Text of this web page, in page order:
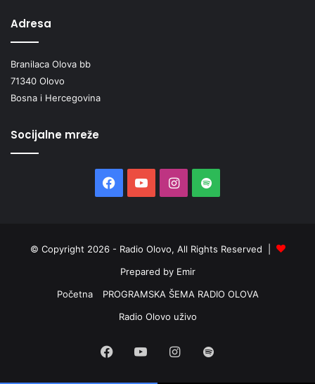
Adresa
Branilaca Olova bb
71340 Olovo
Bosna i Hercegovina
Socijalne mreže
Facebook
YouTubeInstagram
Spotify
© Copyright 2026 - Radio Olovo, All Rights Reserved |
Prepared by Emir
Početna
PROGRAMSKA ŠEMA RADIO OLOVA
Radio Olovo uživo
Facebook
YouTubeInstagram
Spotify